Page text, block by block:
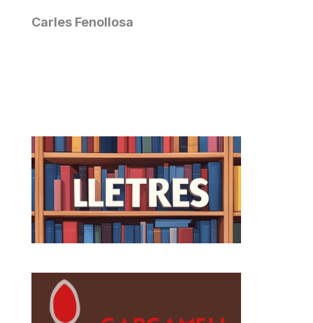
Carles Fenollosa